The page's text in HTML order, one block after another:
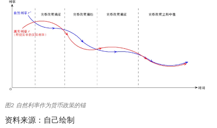
图2 自然利率作为货币政策的锚
资料来源：自己绘制